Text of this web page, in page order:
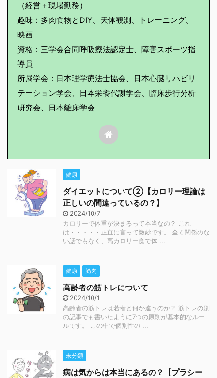
（経営＋現場勤務）
趣味：多肉食物とDIY、天体観測、トレーニング、
映画
資格：三学会合同呼吸療法認定士、障害スポーツ指
導員
所属学会：日本理学療法士協会、日本心臓リハビリ
テーション学会、日本栄養代謝学会、臨床歩行分析
研究会、日本離床学会
健康
ダイエットについて②【カロリー理論は
正しいの間違っているの？】
2024/10/7
カロリーで体重が決まるって本当なの？ これ
は・・・・・正直に言って微妙です。 全く関係のな
い話でもなく、高カロリー食で体 ...
健康 筋肉
高齢者の筋トレについて
2024/10/1
高齢者の筋トレは若者と何が違うのか？ 筋トレの別
の記事でも書いたように7つの原則が基本的なルー
ルです。 この中で個別性の ...
未分類
病は気からは本当にあるの？【プラシー